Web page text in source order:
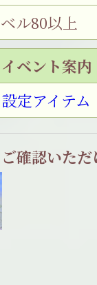
ル80以上
イベント案内
設定アイテム
確認いた